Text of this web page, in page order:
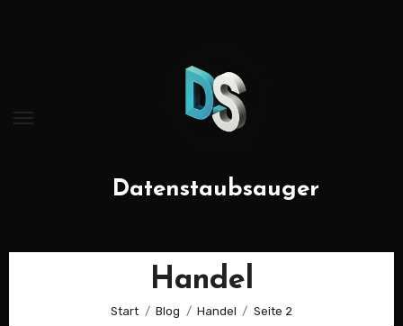
Datenstaubsauger
Handel
Start Blog Handel Seite 2